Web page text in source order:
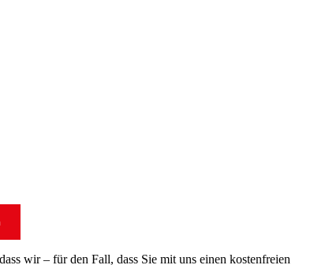
wir – für den Fall, dass Sie mit uns einen kostenfreien